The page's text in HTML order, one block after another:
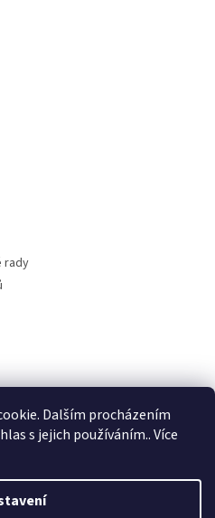
Dalším procházením
s jejich používáním.. Více
rady
HLEDAT
Shoptet